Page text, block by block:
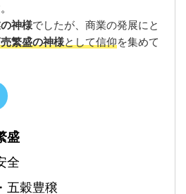
神様でしたが、商業の発展にと
繁盛の神様として信仰を集めて
盛
全
五穀豊穣